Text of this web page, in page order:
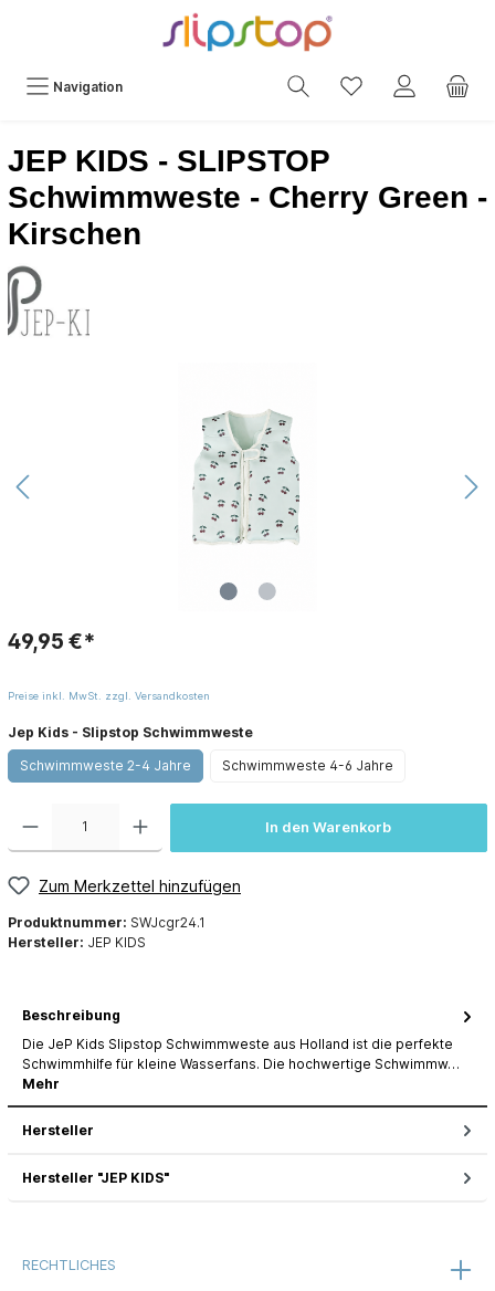
Navigation
JEP KIDS - SLIPSTOP
Schwimmweste - Cherry Green -
Kirschen
49,95 €*
Preise inkl. MwSt. zzgl. Versandkosten
Jep Kids - Slipstop Schwimmweste
Schwimmweste 2-4 Jahre Schwimmweste 4-6 Jahre
In den Warenkorb
Zum Merkzettel hinzufügen
Produktnummer: SWJcgr24.1
Hersteller: JEP KIDS
Beschreibung
Die JeP Kids Slipstop Schwimmweste aus Holland ist die perfekte
Schwimmhilfe für kleine Wasserfans. Die hochwertige Schwimmw…
Mehr
Hersteller
Hersteller "JEP KIDS"
RECHTLICHES